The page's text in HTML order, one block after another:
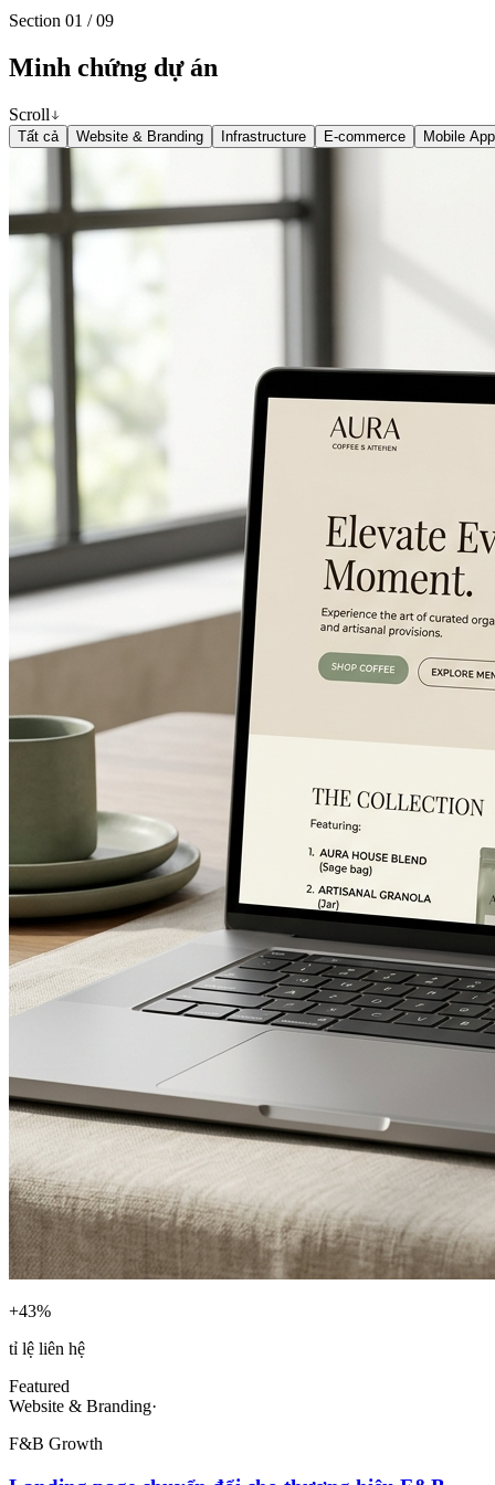
Section 01 /09
Minh chứng dự án
Scroll
Tất cả Website & Branding Infrastructure E-commerce Mobile App
+43%
tỉ lệ liên hệ
Featured
Website & Branding·
F&B Growth